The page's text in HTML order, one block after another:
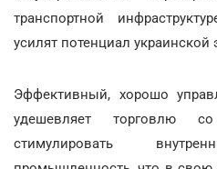
транспортной
усилят потенциал украинской
Эффективный, хорошо
удешевляет торговлю
стимулировать